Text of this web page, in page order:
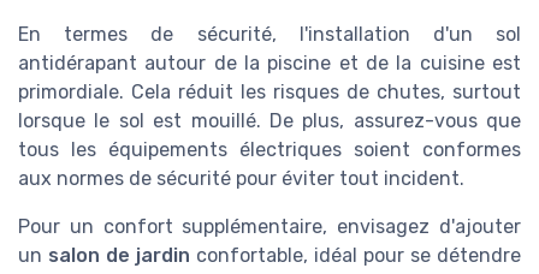
En termes de sécurité, l'installation d'un sol
antidérapant autour de la piscine et de la cuisine est
primordiale. Cela réduit les risques de chutes, surtout
lorsque le sol est mouillé. De plus, assurez-vous que
tous les équipements électriques soient conformes
aux normes de sécurité pour éviter tout incident.
Pour un confort supplémentaire, envisagez d'ajouter
un salon de jardin confortable, idéal pour se détendre